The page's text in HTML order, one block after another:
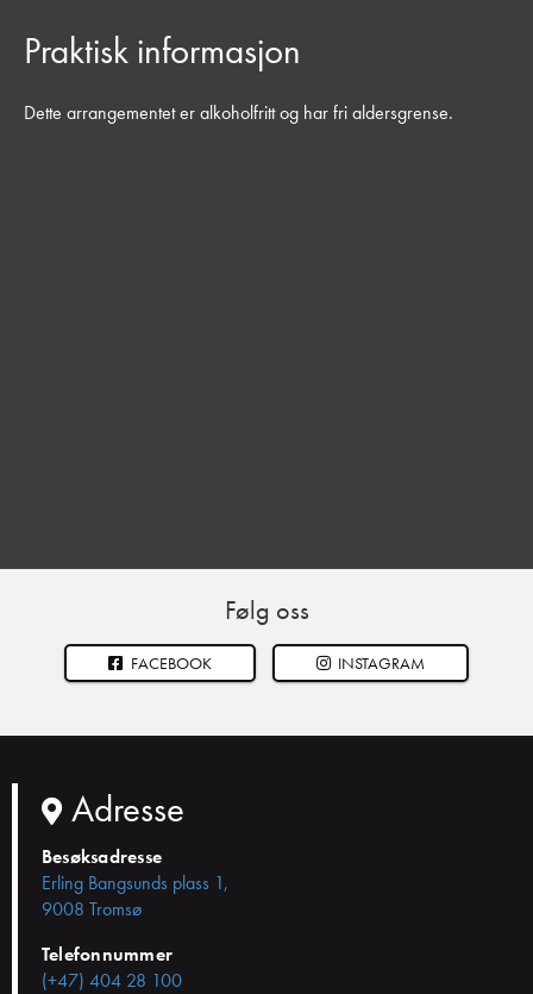
Praktisk informasjon
Dette arrangementet er alkoholfritt og har fri aldersgrense.
Følg oss
FACEBOOK INSTAGRAM
Adresse
Besøksadresse
Erling Bangsunds plass 1,
9008 Tromsø
Telefonnummer
(+47) 404 28 100